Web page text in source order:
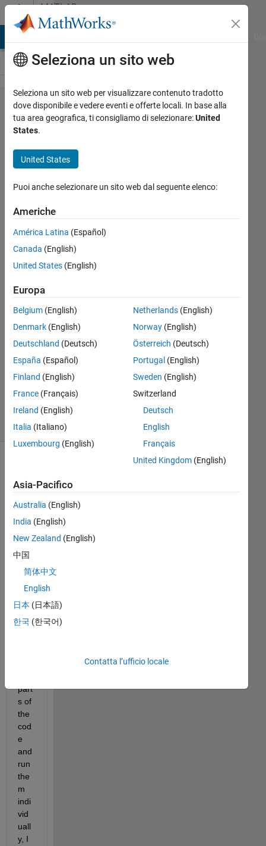
Vai al contenutoMATLAB
Answers
Run
sections
Simulink
separately
Dalton
18 Giu
2019
Risposta
accettata
Aggiornato
19 Giu
9
Visualizzazioni
(30 giorni)
So
as
MA
TL
cod
part
s of
the
cod
e
and
run
the
m
indi
vid
uall
y, I
Seleziona un sito web
Seleziona un sito web per visualizzare contenuto tradotto
dove disponibile e vedere eventi e offerte locali. In base alla
tua area geografica, ti consigliamo di selezionare:United
States.
United States
Puoi anche selezionare un sito web dal seguente elenco:
Americhe
América Latina (Español)
Canada (English)
United States (English)
Europa
Belgium (English)
Denmark (English)
Deutschland (Deutsch)
España (Español)
Finland (English)
France (Français)
Ireland (English)
Italia (Italiano)
Luxembourg (English)
Netherlands(English)
Norway(English)
Österreich (Deutsch)
Portugal (English)
Sweden (English)
Switzerland
Deutsch
English
Français
United Kingdom(English)
Asia-Pacifico
Australia (English)
India (English)
New Zealand (English)
中国
简体中文
English
日本 (日本語)
한국 (한국어)
Contatta l’ufficio locale